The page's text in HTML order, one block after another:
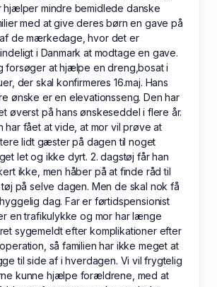
hjælper mindre bemidlede danske
med at give deres børn en gave på
de mærkedage, hvor det er
i Danmark at modtage en gave.
forsøger at hjælpe en dreng,bosat i
der skal konfirmeres 16.maj. Hans
ønske er en elevationsseng. Den har
øverst på hans ønskeseddel i flere år.
har fået at vide, at mor vil prøve at
lidt gæster på dagen til noget
let og ikke dyrt. 2. dagstøj får han
ikke, men håber på at finde råd til
på selve dagen. Men de skal nok få
dag. Far er førtidspensionist
en trafikulykke og mor har længe
sygemeldt efter komplikationer efter
så familien har ikke meget at
til side af i hverdagen. Vi vil frygtelig
kunne hjælpe forældrene, med at